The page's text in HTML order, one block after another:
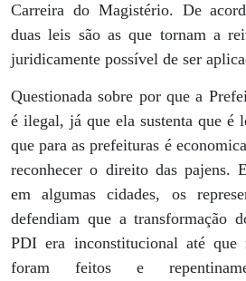
Carreira do Magistério. De
duas leis são as que tornam a
juridicamente possível de ser
Questionada sobre por que a
é ilegal, já que ela sustenta que é
que para as prefeituras é
reconhecer o direito das pajens.
em algumas cidades, os
defendiam que a transformação
PDI era inconstitucional até que
foram feitos e